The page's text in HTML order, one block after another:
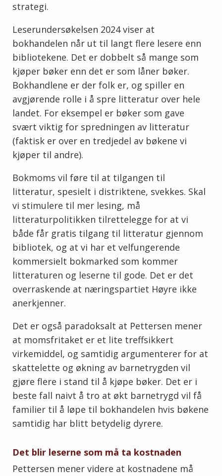
strategi.
Leserundersøkelsen 2024 viser at
bokhandelen når ut til langt flere lesere enn
bibliotekene. Det er dobbelt så mange som
kjøper bøker enn det er som låner bøker.
Bokhandlene er der folk er, og spiller en
avgjørende rolle i å spre litteratur over hele
landet. For eksempel er bøker som gave
svært viktig for spredningen av litteratur
(faktisk er over en tredjedel av bøkene vi
kjøper til andre).
Bokmoms vil føre til at tilgangen til
litteratur, spesielt i distriktene, svekkes. Skal
vi stimulere til mer lesing, må
litteraturpolitikken tilrettelegge for at vi
både får gratis tilgang til litteratur gjennom
bibliotek, og at vi har et velfungerende
kommersielt bokmarked som kommer
litteraturen og leserne til gode. Det er det
overraskende at næringspartiet Høyre ikke
anerkjenner.
Det er også paradoksalt at Pettersen mener
at momsfritaket er et lite treffsikkert
virkemiddel, og samtidig argumenterer for at
skattelette og økning av barnetrygden vil
gjøre flere i stand til å kjøpe bøker. Det er i
beste fall naivt å tro at økt barnetrygd vil få
familier til å løpe til bokhandelen hvis bøkene
samtidig har blitt betydelig dyrere.
Det blir leserne som må ta kostnaden
Pettersen mener videre at kostnadene må